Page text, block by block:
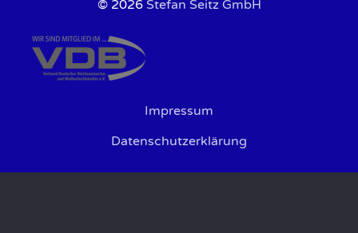
© 2026 Stefan Seitz GmbH
Impressum
Datenschutzerklärung